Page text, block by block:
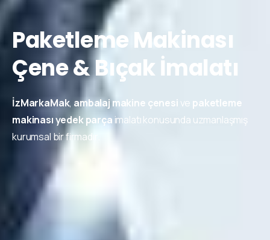
Paketleme Makinası
Çene & Bıçak İmalatı
İzMarkaMak, ambalaj makine çenesi ve paketleme
makinası yedek parça imalatı konusunda uzmanlaşmış
kurumsal bir firmadır.